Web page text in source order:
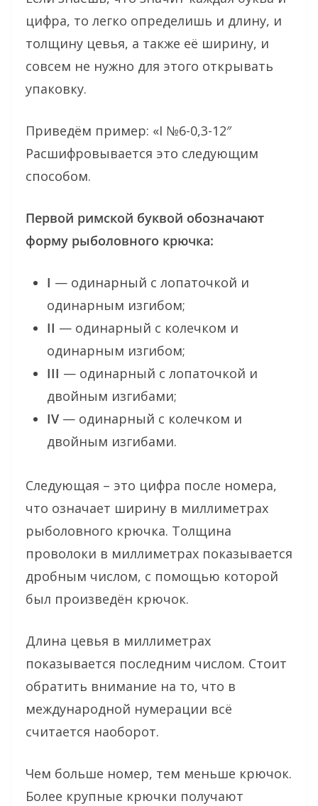
цифра, то легко определишь и длину, и
толщину цевья, а также её ширину, и
совсем не нужно для этого открывать
упаковку.
Приведём пример: «I №6-0,3-12″
Расшифровывается это следующим
способом.
Первой римской буквой обозначают
форму рыболовного крючка:
I — одинарный с лопаточкой и
одинарным изгибом;
II — одинарный с колечком и
одинарным изгибом;
III — одинарный с лопаточкой и
двойным изгибами;
IV — одинарный с колечком и
двойным изгибами.
Следующая – это цифра после номера,
что означает ширину в миллиметрах
рыболовного крючка. Толщина
проволоки в миллиметрах показывается
дробным числом, с помощью которой
был произведён крючок.
Длина цевья в миллиметрах
показывается последним числом. Стоит
обратить внимание на то, что в
международной нумерации всё
считается наоборот.
Чем больше номер, тем меньше крючок.
Более крупные крючки получают